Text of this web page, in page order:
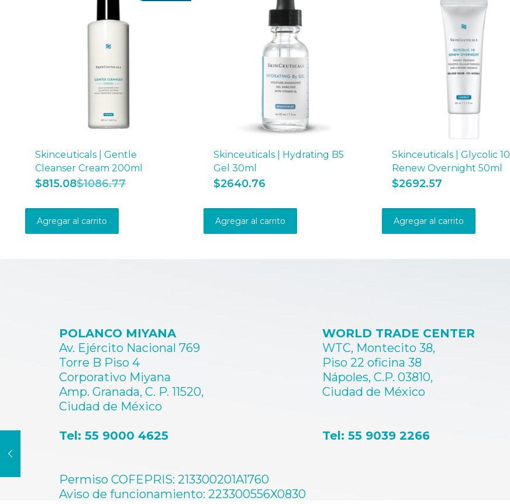
Skinceuticals | Gentle
Cleanser Cream 200ml
$815.08$1086.77
Agregar al carrito
Skinceuticals | Hydrating B5
Gel 30ml
$2640.76
Agregar al carrito
Skinceuticals | Glycolic 10
Renew Overnight 50ml
$2692.57
Agregar al carrito
POLANCO MIYANA
Av. Ejército Nacional 769
Torre B Piso 4
Corporativo Miyana
Amp. Granada, C. P. 11520,
Ciudad de México
WORLD TRADE CENTER
WTC, Montecito 38,
Piso 22 oficina 38
Nápoles, C.P. 03810,
Ciudad de México
Permiso COFEPRIS: 213300201A1760
Aviso de funcionamiento: 223300556X0830
Tel: 55 9000 4625 Tel: 55 9039 2266